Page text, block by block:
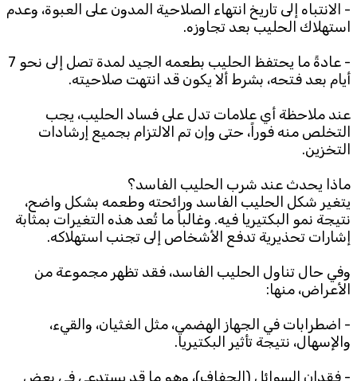
- الانتباه إلى تاريخ انتهاء الصلاحية المدون على العبوة، وعدم
استهلاك الحليب بعد تجاوزه.
- عادةً ما يحتفظ الحليب بطعمه الجيد لمدة تصل إلى نحو 7
أيام بعد فتحه، بشرط ألا يكون قد انتهت صلاحيته.
عند ملاحظة أي علامات تدل على فساد الحليب، يجب
التخلص منه فوراً، حتى وإن تم الالتزام بجميع إرشادات
التخزين.
ماذا يحدث عند شرب الحليب الفاسد؟
يتغير شكل الحليب الفاسد ورائحته وطعمه بشكل واضح،
نتيجة نمو البكتيريا فيه. وغالباً ما تُعد هذه التغيرات بمثابة
إشارات تحذيرية تدفع الأشخاص إلى تجنب استهلاكه.
وفي حال تناول الحليب الفاسد، فقد تظهر مجموعة من
الأعراض، منها:
- اضطرابات في الجهاز الهضمي، مثل الغثيان، والقيء،
والإسهال، نتيجة تأثير البكتيريا.
- فقدان السوائل (الجفاف)، وهو ما قد يستدعي في بعض